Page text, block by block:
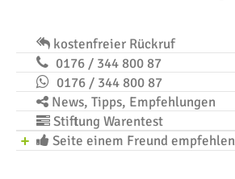
kostenfreier Rückruf
0176 / 344 800 87
0176 / 344 800 87
News, Tipps, Empfehlungen
Stiftung Warentest
Seite einem Freund empfehlen